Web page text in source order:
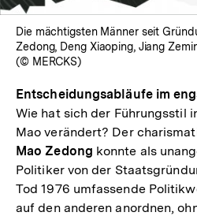
Die mächtigsten Männer seit
Zedong, Deng Xiaoping, Jiang
(© MERCKS)
Entscheidungsabläufe im
Wie hat sich der Führungsstil
Mao verändert? Der
Mao Zedong konnte als
Politiker von der
Tod 1976 umfassende
auf den anderen anordnen,